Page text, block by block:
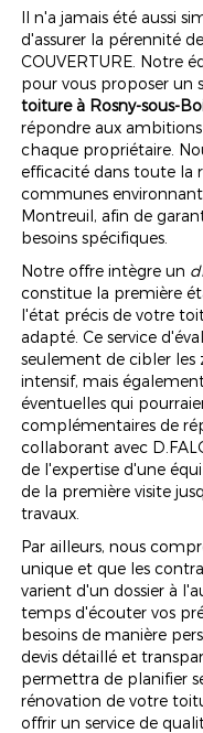
Il n'a jamais été aussi
d'assurer la pérennité
COUVERTURE. Notre
pour vous proposer un
toiture à Rosny-sous-
répondre aux
chaque propriétaire.
efficacité dans toute la
communes
Montreuil, afin de
besoins spécifiques.
Notre offre intègre un
constitue la première
l'état précis de votre
adapté. Ce service
seulement de cibler les
intensif, mais
éventuelles qui
complémentaires de
collaborant avec
de l'expertise d'une
de la première visite
travaux.
Par ailleurs, nous
unique et que les
varient d'un dossier à
temps d'écouter vos
besoins de manière
devis détaillé et
permettra de planifier
rénovation de votre
offrir un service de